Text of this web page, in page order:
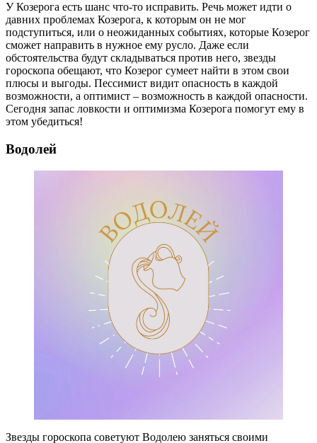
У Козерога есть шанс что-то исправить. Речь может идти о
давних проблемах Козерога, к которым он не мог
подступиться, или о неожиданных событиях, которые Козерог
сможет направить в нужное ему русло. Даже если
обстоятельства будут складываться против него, звезды
гороскопа обещают, что Козерог сумеет найти в этом свои
плюсы и выгоды. Пессимист видит опасность в каждой
возможности, а оптимист – возможность в каждой опасности.
Сегодня запас ловкости и оптимизма Козерога помогут ему в
этом убедиться!
Водолей
Звезды гороскопа советуют Водолею заняться своими